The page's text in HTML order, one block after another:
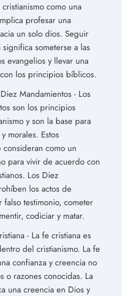
como una
profesar una
un solo dios. Seguir
someterse a las
evangelios y llevar una
los principios bíblicos.
Mandamientos - Los
son los principios
y son la base para
morales. Estos
consideran como un
para vivir de acuerdo con
Los Diez
los actos de
falso testimonio, cometer
codiciar y matar.
- La fe cristiana es
del cristianismo. La fe
confianza y creencia no
o razones conocidas. La
una creencia en Dios y